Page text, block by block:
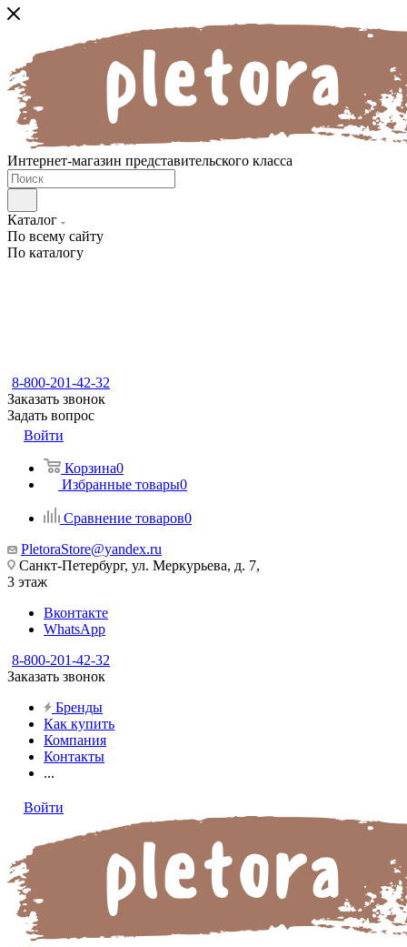
Интернет-магазин представительского класса
Каталог
По всему сайту
По каталогу
8-800-201-42-32
Заказать звонок
Задать вопрос
Войти
Корзина0
Избранные товары0
Сравнение товаров0
PletoraStore@yandex.ru
Санкт-Петербург, ул. Меркурьева, д. 7,
3 этаж
Вконтакте
WhatsApp
8-800-201-42-32
Заказать звонок
Бренды
Как купить
Компания
Контакты
...
Войти